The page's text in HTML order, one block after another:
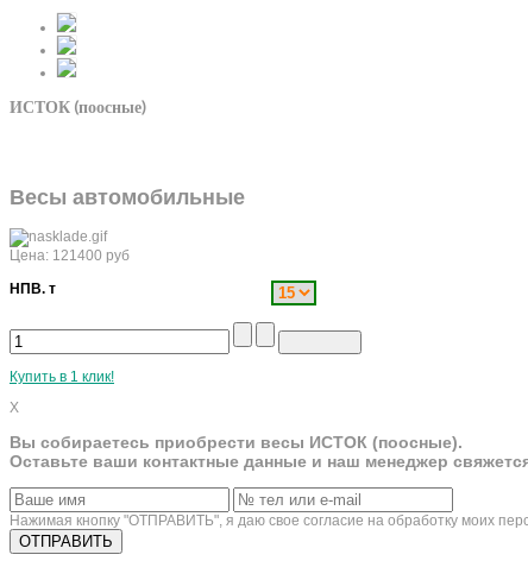
ИСТОК (поосные)
Весы автомобильные
Цена: 121400 руб
НПВ. т
Купить в 1 клик!
X
Вы собираетесь приобрести весы ИСТОК (поосные).
Оставьте ваши контактные данные и наш менеджер
Нажимая кнопку "ОТПРАВИТЬ", я даю свое согласие на обработку моих